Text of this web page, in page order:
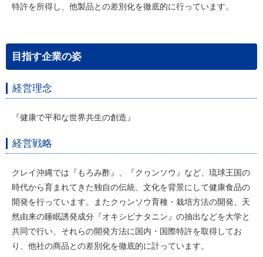
特許を所得し、他製品との差別化を徹底的に行っています。
目指す企業の姿
経営理念
『健康で平和な世界共生の創造』
経営戦略
クレイ沖縄では『もろみ酢』、『クヮンソウ』など、琉球王国の
時代から育まれてきた独自の伝統、文化を背景にして健康食品の
開発を行っています。またクヮンソウ育種・栽培方法の開発、天
然由来の睡眠誘発成分『オキシピナタニン』の抽出などを大学と
共同で行い、それらの開発方法に国内・国際特許を取得してお
り、他社の商品との差別化を徹底的に計っています。